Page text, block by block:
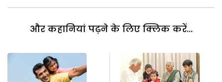
और कहानियां पढ़ने के लिए क्लिक करें...